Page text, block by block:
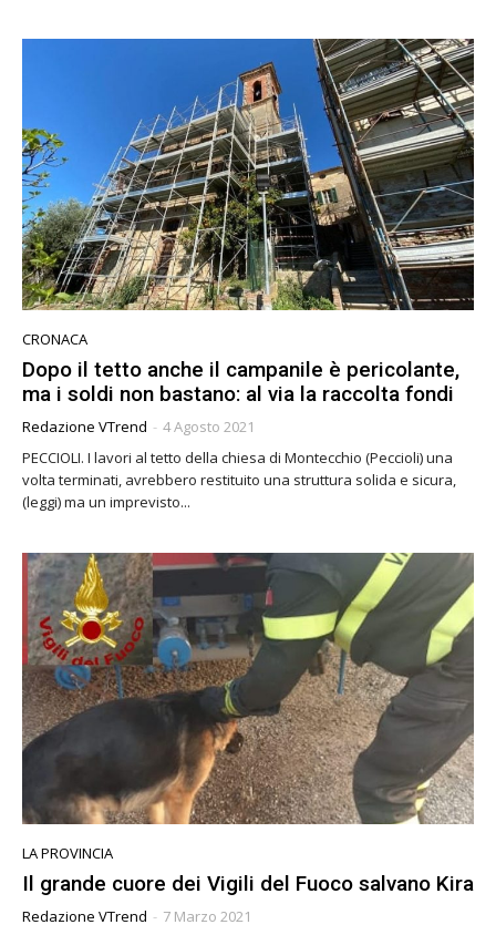
CRONACA
Dopo il tetto anche il campanile è pericolante,
ma i soldi non bastano: al via la raccolta fondi
Redazione VTrend - 4 Agosto 2021
PECCIOLI. I lavori al tetto della chiesa di Montecchio (Peccioli) una
volta terminati, avrebbero restituito una struttura solida e sicura,
(leggi) ma un imprevisto...
LA PROVINCIA
Il grande cuore dei Vigili del Fuoco salvano Kira
Redazione VTrend - 7 Marzo 2021